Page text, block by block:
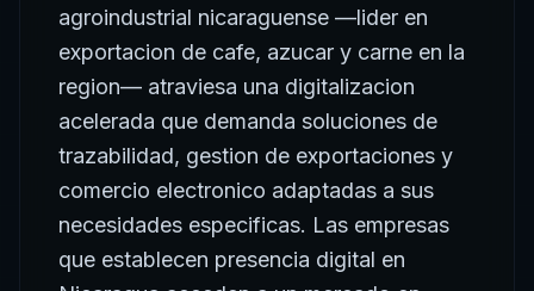
agroindustrial nicaraguense —lider en
exportacion de cafe, azucar y carne en la
region— atraviesa una digitalizacion
acelerada que demanda soluciones de
trazabilidad, gestion de exportaciones y
comercio electronico adaptadas a sus
necesidades especificas. Las empresas
que establecen presencia digital en